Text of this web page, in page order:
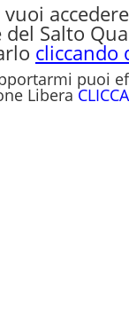
vuoi
del Salto
cliccando
puoi
Libera